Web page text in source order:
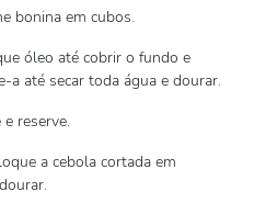
bonina em cubos.
óleo até cobrir o fundo e
a até secar toda água e dourar.
reserve.
a cebola cortada em